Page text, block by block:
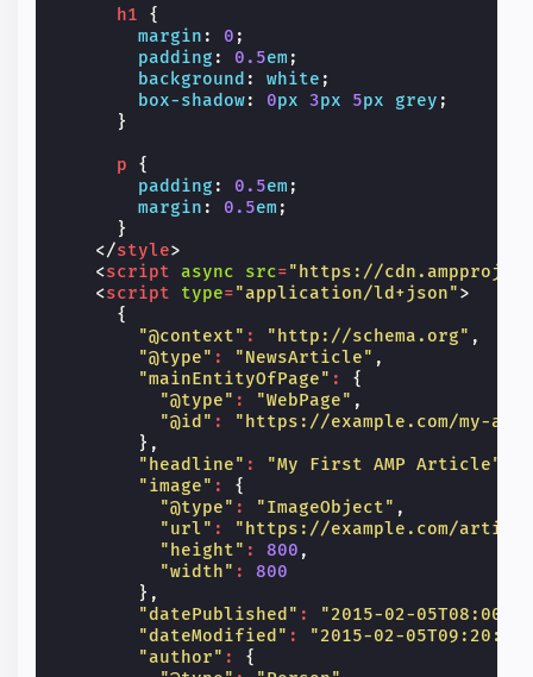
h1
{
margin : 0 ;
padding : 0.5em ;
background : white ;
box-shadow: 0px 3px 5px grey ;
}
p
{
padding : 0.5em ;
margin : 0.5em ;
}
</style>
<script async src="https://
<script type="application/ld+json">
{
"@context" : "http://schema.org" ,
"@type" : "NewsArticle" ,
"mainEntityOfPage" :
{
"@type" : "WebPage" ,
"@id" :
"https://example.com/my-
},
"headline" : "My First AMP Article"
"image" :
{
"@type" : "ImageObject" ,
"url" :
"https://example.com/
"height" : 800 ,
"width" :
800
},
"datePublished" :
"2015-02-
"dateModified" :
"2015-02-
"author" :
{